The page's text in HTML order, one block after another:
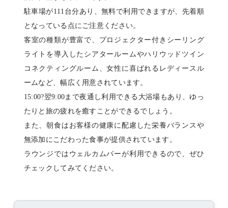
駐車場が111台分あり、無料で利用できますが、先着順
となっている点にご注意ください。
客室の種類が豊富で、プロジェクター付きシーリング
ライトを導入したシアタールームやハリウッドツイン
コネクティングルーム、女性に喜ばれるレディースル
ームなど、幅広く用意されています。
15:00?翌9:00まで夜通し利用できる大浴場もあり、ゆっ
たりと旅の疲れを癒すことができるでしょう。
また、朝食はお客様の健康に配慮した栄養バランスや
無添加にこだわった食事が提供されています。
ラウンジではウェルカムバーが利用できるので、ぜひ
チェックしてみてください。